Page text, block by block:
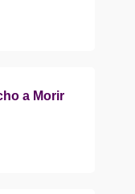
a Morir